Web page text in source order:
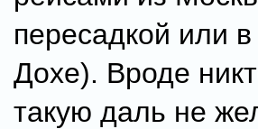
пересадкой или
Дохе). Вроде
такую даль не